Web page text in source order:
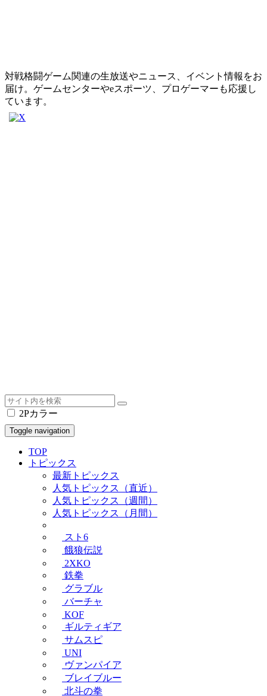
対戦格闘ゲーム関連の生放送やニュース、イベント情報をお
届け。ゲームセンターやeスポーツ、プロゲーマーも応援し
ています。
2Pカラー
Toggle navigation
TOP
トピックス
最新トピックス
人気トピックス（直近）
人気トピックス（週間）
人気トピックス（月間）
スト6
餓狼伝説
2XKO
鉄拳
グラブル
バーチャ
KOF
ギルティギア
サムスピ
UNI
ヴァンパイア
ブレイブルー
北斗の拳